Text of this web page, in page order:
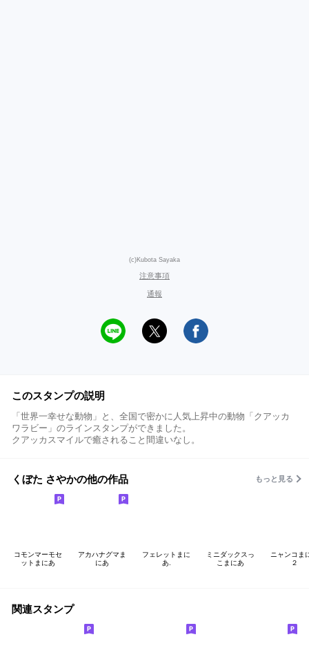
(c)Kubota Sayaka
注意事項
通報
このスタンプの説明
「世界一幸せな動物」と、全国で密かに人気上昇中の動物「クアッカ
ワラビー」のラインスタンプができました。
クアッカスマイルで癒されること間違いなし。
くぼた さやかの他の作品 もっと見る
コモンマーモセ
ットまにあ
アカハナグマま
にあ
フェレットまに
あ.
ミニダックスっ
こまにあ
ニャンコま
２
関連スタンプ